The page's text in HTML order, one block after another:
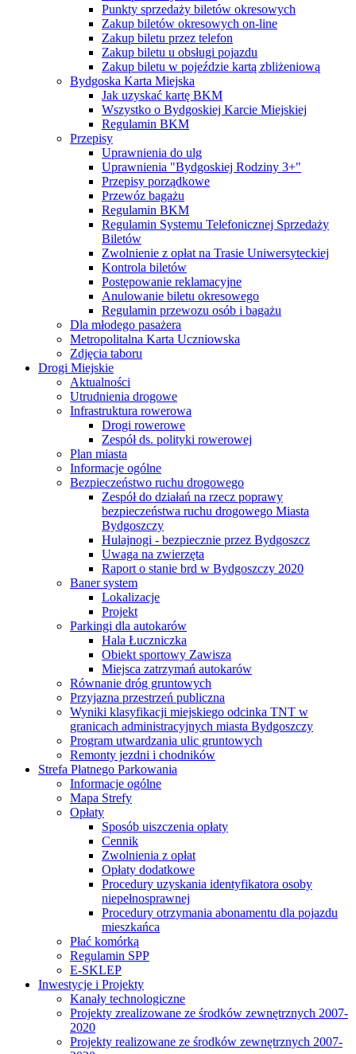
Punkty sprzedaży biletów okresowych
Zakup biletów okresowych on-line
Zakup biletu przez telefon
Zakup biletu u obsługi pojazdu
Zakup biletu w pojeździe kartą zbliżeniową
Bydgoska Karta Miejska
Jak uzyskać kartę BKM
Wszystko o Bydgoskiej Karcie Miejskiej
Regulamin BKM
Przepisy
Uprawnienia do ulg
Uprawnienia "Bydgoskiej Rodziny 3+"
Przepisy porządkowe
Przewóz bagażu
Regulamin BKM
Regulamin Systemu Telefonicznej Sprzedaży
Biletów
Zwolnienie z opłat na Trasie Uniwersyteckiej
Kontrola biletów
Postępowanie reklamacyjne
Anulowanie biletu okresowego
Regulamin przewozu osób i bagażu
Dla młodego pasażera
Metropolitalna Karta Uczniowska
Zdjęcia taboru
Drogi Miejskie
Aktualności
Utrudnienia drogowe
Infrastruktura rowerowa
Drogi rowerowe
Zespół ds. polityki rowerowej
Plan miasta
Informacje ogólne
Bezpieczeństwo ruchu drogowego
Zespół do działań na rzecz poprawy
bezpieczeństwa ruchu drogowego Miasta
Bydgoszczy
Hulajnogi - bezpiecznie przez Bydgoszcz
Uwaga na zwierzęta
Raport o stanie brd w Bydgoszczy 2020
Baner system
Lokalizacje
Projekt
Parkingi dla autokarów
Hala Łuczniczka
Obiekt sportowy Zawisza
Miejsca zatrzymań autokarów
Równanie dróg gruntowych
Przyjazna przestrzeń publiczna
Wyniki klasyfikacji miejskiego odcinka TNT w
granicach administracyjnych miasta Bydgoszczy
Program utwardzania ulic gruntowych
Remonty jezdni i chodników
Strefa Płatnego Parkowania
Informacje ogólne
Mapa Strefy
Opłaty
Sposób uiszczenia opłaty
Cennik
Zwolnienia z opłat
Opłaty dodatkowe
Procedury uzyskania identyfikatora osoby
niepełnosprawnej
Procedury otrzymania abonamentu dla pojazdu
mieszkańca
Płać komórką
Regulamin SPP
E-SKLEP
Inwestycje i Projekty
Kanały technologiczne
Projekty zrealizowane ze środków zewnętrznych 2007-
2020
Projekty realizowane ze środków zewnętrznych 2007-